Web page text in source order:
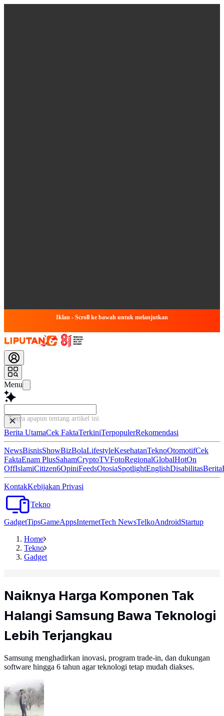
Iklan - Scroll ke bawah untuk melanjutkan
Menu
Tanya apapun tentang artikel ini...
Berita UtamaCek FaktaTerkiniTerpopulerRekomendasi
NewsBisnisShowBizBolaLifestyleKesehatanTeknoOtomotifCek
FaktaEnam PlusSahamCryptoTVFotoRegionalGlobalHotOn
OffIslamiCitizen6OpiniFeedsOtosiaSpotlightEnglishDisabilitasBerita
KontakKebijakan Privasi
Tekno
GadgetTipsGameAppsInternetTech NewsTelkoAndroidStartup
Home
Tekno
Gadget
Naiknya Harga Komponen Tak
Halangi Samsung Bawa Teknologi
Lebih Terjangkau
Samsung menghadirkan inovasi, program trade-in, dan dukungan
software hingga 6 tahun agar teknologi tetap mudah diakses.